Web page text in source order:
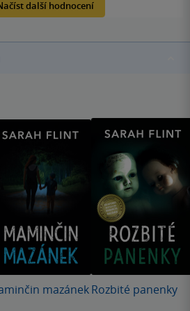
další hodnocení
mazánekRozbité panenky